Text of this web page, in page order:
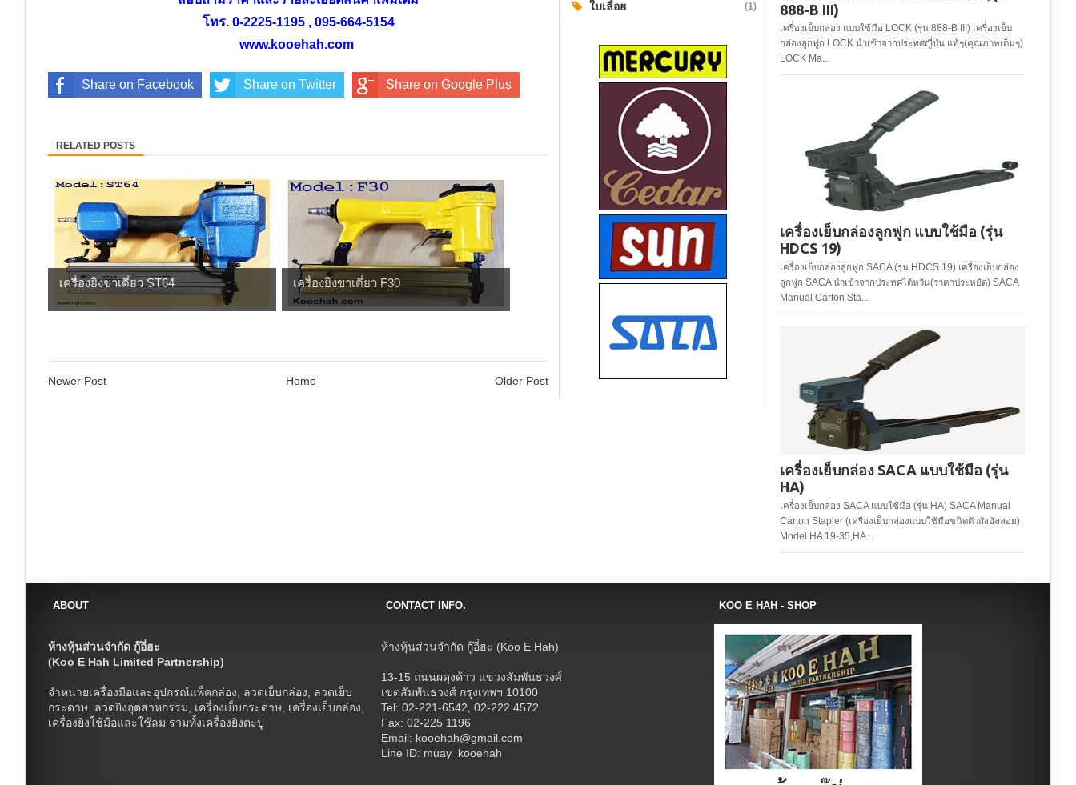
ใบเลื่อย (1)
โทร. 0-2225-1195 , 095-664-5154
www.kooehah.com
Share on Facebook Share on Twitter Share on Google Plus
RELATED POSTS
เครื่องยิงขาเดี่ยว ST64 เครื่องยิงขาเดี่ยว F30
Newer Post Older Post
Home
888-B III)
เครื่องเย็บกล่อง แบบใช้มือ LOCK (รุ่น 888-B III) เครื่องเย็บ
กล่องลูกฟูก LOCK นำเข้าจากประทศญี่ปุ่น แท้ๆ(คุณภาพเต็มๆ)
LOCK Ma...
เครื่องเย็บกล่องลูกฟูก แบบใช้มือ (รุ่น
HDCS 19)
เครื่องเย็บกล่องลูกฟูก SACA (รุ่น HDCS 19) เครื่องเย็บกล่อง
ลูกฟูก SACA นำเข้าจากประทศไต้หวัน(ราคาประหยัด) SACA
Manual Carton Sta...
เครื่องเย็บกล่อง SACA แบบใช้มือ (รุ่น
HA)
เครื่องเย็บกล่อง SACA แบบใช้มือ (รุ่น HA) SACA Manual
Carton Stapler (เครื่องเย็บกล่องแบบใช้มือชนิดตัวถังอัลลอย)
Model HA 19-35,HA...
ABOUT
ห้างหุ้นส่วนจำกัด กู๊อี่ฮะ
(Koo E Hah Limited Partnership)
จำหน่ายเครื่องมือและอุปกรณ์แพ็คกล่อง, ลวดเย็บกล่อง, ลวดเย็บ
กระดาษ. ลวดยิงอุตสาหกรรม, เครื่องเย็บกระดาษ, เครื่องเย็บกล่อง,
เครื่องยิงใช้มือและใช้ลม รวมทั้งเครื่องยิงตะปู
CONTACT INFO.
ห้างหุ้นส่วนจำกัด กู๊อี่ฮะ (Koo E Hah)
13-15 ถนนผดุงด้าว แขวงสัมพันธวงศ์
เขตสัมพันธวงศ์ กรุงเทพฯ 10100
Tel: 02-221-6542, 02-222 4572
Fax: 02-225 1196
Email: kooehah@gmail.com
Line ID: muay_kooehah
KOO E HAH - SHOP